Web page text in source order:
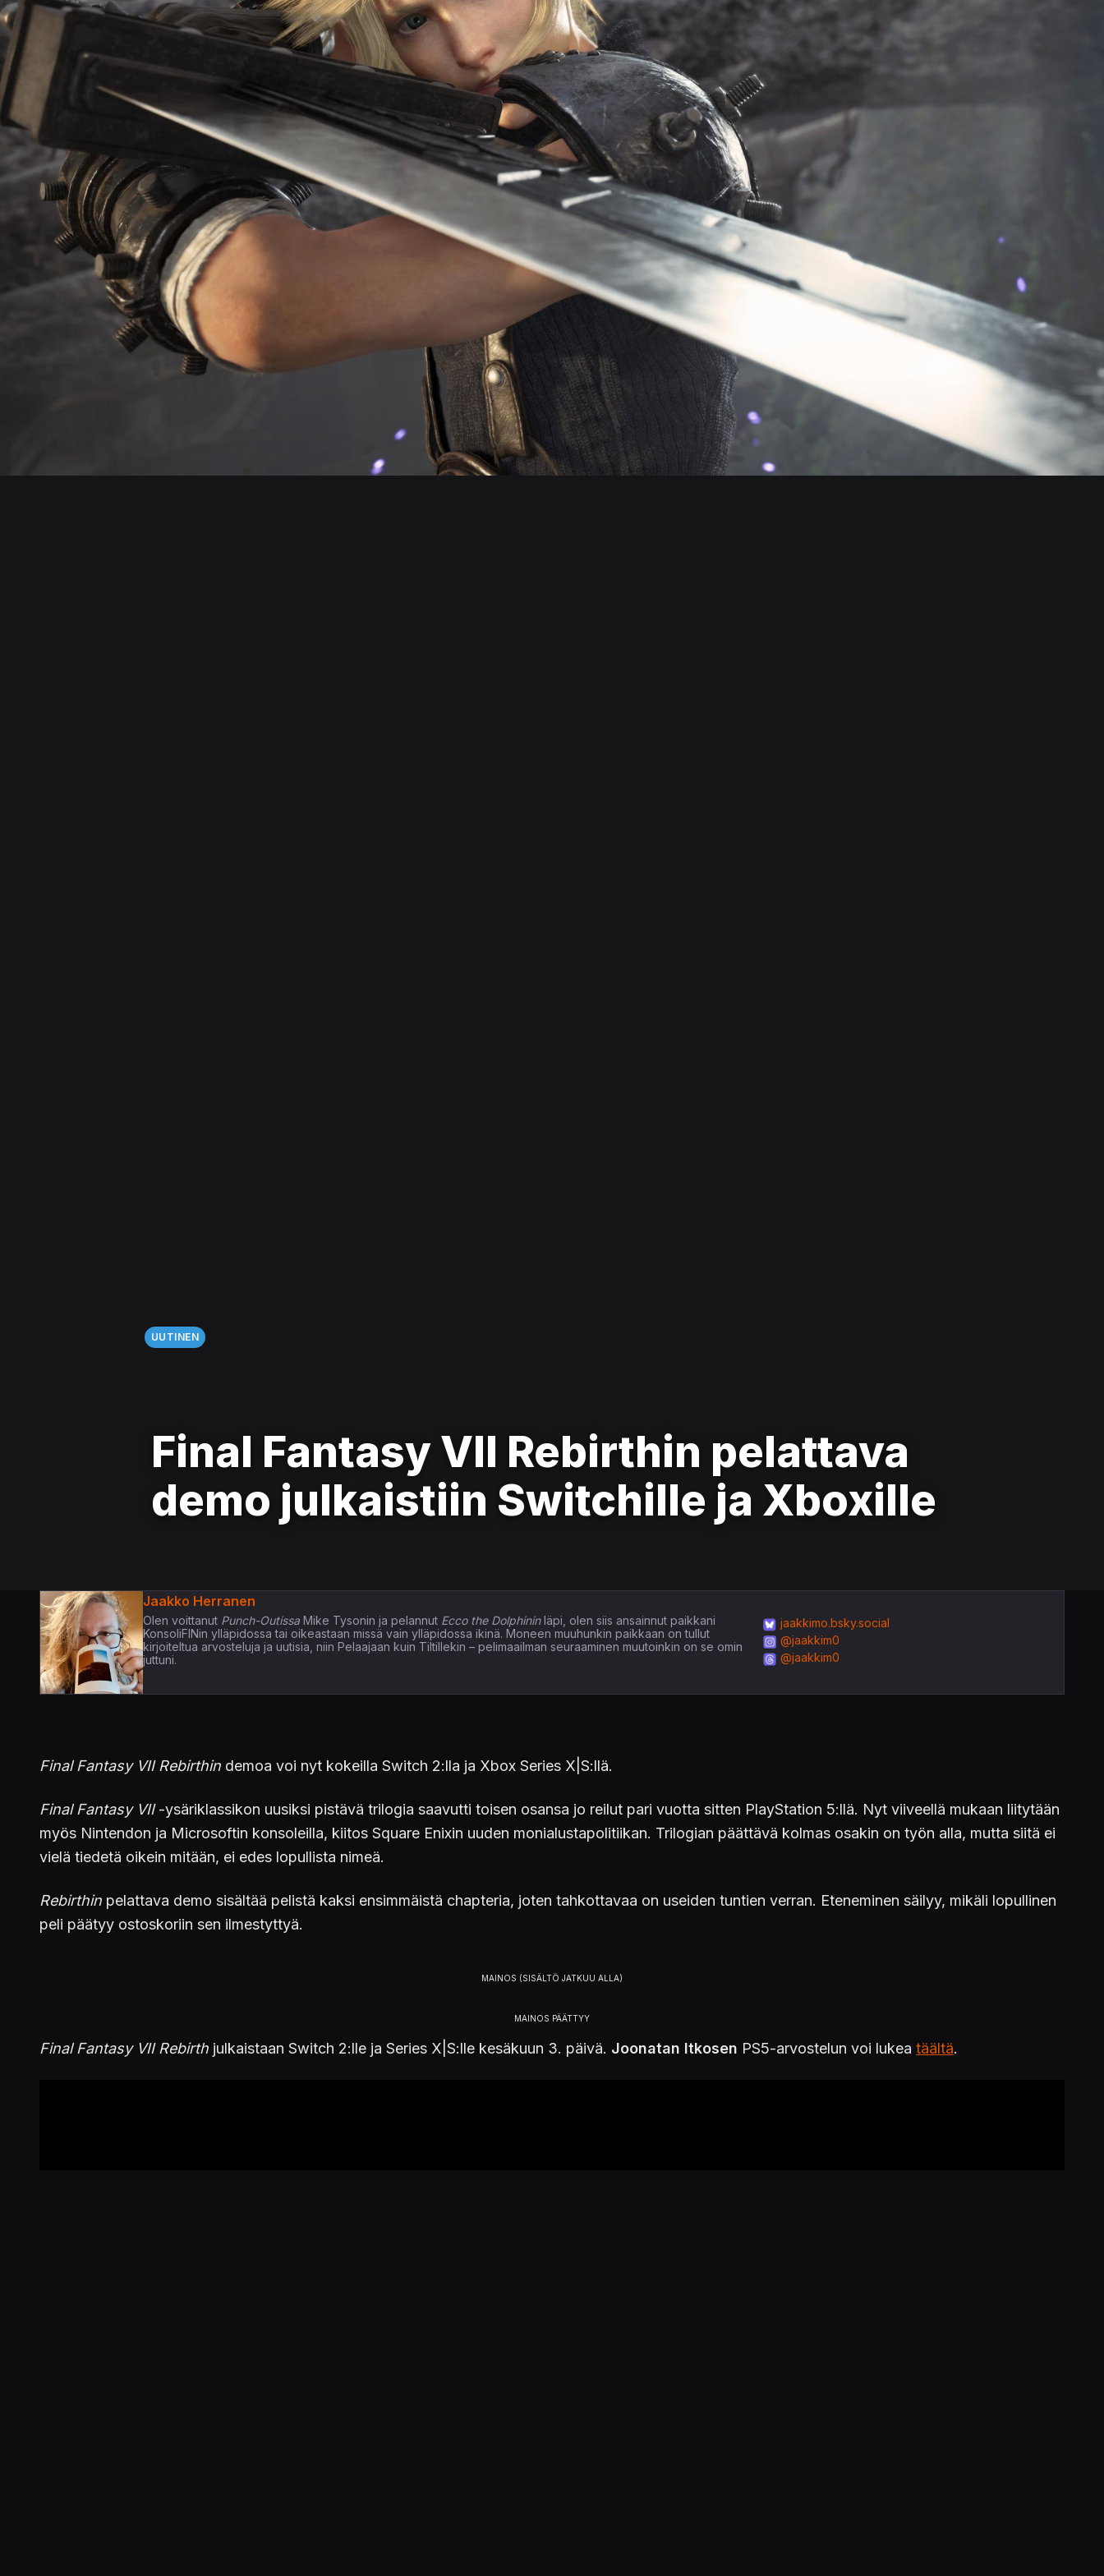
UUTINEN
Final Fantasy VII Rebirthin pelattava
demo julkaistiin Switchille ja Xboxille
Jaakko Herranen
Olen voittanut Punch-Outissa Mike Tysonin ja pelannut Ecco the Dolphininläpi, olen siis ansainnut paikkani
KonsoliFINin ylläpidossa tai oikeastaan missä vain ylläpidossa ikinä. Moneen muuhunkin paikkaan on tullut
kirjoiteltua arvosteluja ja uutisia, niin Pelaajaan kuin Tiltillekin – pelimaailman seuraaminen muutoinkin on se omin
juttuni.
jaakkimo.bsky.social
@jaakkim0
@jaakkim0
Final Fantasy VII Rebirthin demoa voi nyt kokeilla Switch 2:lla ja Xbox Series X|S:llä.
Final Fantasy VII-ysäriklassikon uusiksi pistävä trilogia saavutti toisen osansa jo reilut pari vuotta sitten PlayStation 5:llä. Nyt viiveellä mukaan liitytään
myös Nintendon ja Microsoftin konsoleilla, kiitos Square Enixin uuden monialustapolitiikan. Trilogian päättävä kolmas osakin on työn alla, mutta siitä ei
vielä tiedetä oikein mitään, ei edes lopullista nimeä.
Rebirthin pelattava demo sisältää pelistä kaksi ensimmäistä chapteria, joten tahkottavaa on useiden tuntien verran. Eteneminen säilyy, mikäli lopullinen
peli päätyy ostoskoriin sen ilmestyttyä.
Final Fantasy VII Rebirth julkaistaan Switch 2:lle ja Series X|S:lle kesäkuun 3. päivä. Joonatan Itkosen PS5-arvostelun voi lukea täältä.